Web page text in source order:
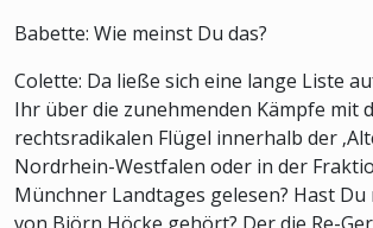
Babette: Wie meinst Du das?
Colette: Da ließe sich eine lange Liste
Ihr über die zunehmenden Kämpfe mit
rechtsradikalen Flügel innerhalb der
Nordrhein-Westfalen oder in der
Münchner Landtages gelesen? Hast Du